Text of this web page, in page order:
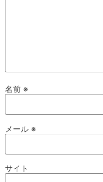
名前 ※
メール ※
サイト